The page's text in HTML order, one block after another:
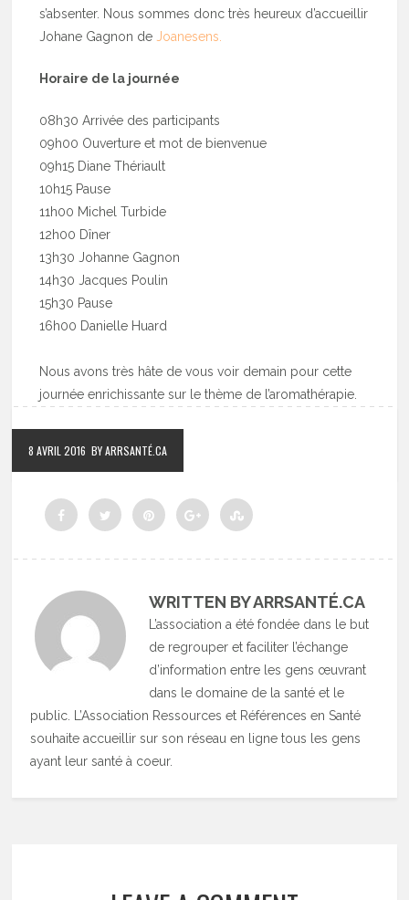
s’absenter. Nous sommes donc très heureux d’accueillir
Johane Gagnon de Joanesens.
Horaire de la journée
08h30 Arrivée des participants
09h00 Ouverture et mot de bienvenue
09h15 Diane Thériault
10h15 Pause
11h00 Michel Turbide
12h00 Dîner
13h30 Johanne Gagnon
14h30 Jacques Poulin
15h30 Pause
16h00 Danielle Huard
Nous avons très hâte de vous voir demain pour cette
journée enrichissante sur le thème de l’aromathérapie.
8 AVRIL 2016 BY ARRSANTÉ.CA
WRITTEN BY ARRSANTÉ.CA
L’association a été fondée dans le but
de regrouper et faciliter l’échange
d’information entre les gens œuvrant
dans le domaine de la santé et le
public. L’Association Ressources et Références en Santé
souhaite accueillir sur son réseau en ligne tous les gens
ayant leur santé à coeur.